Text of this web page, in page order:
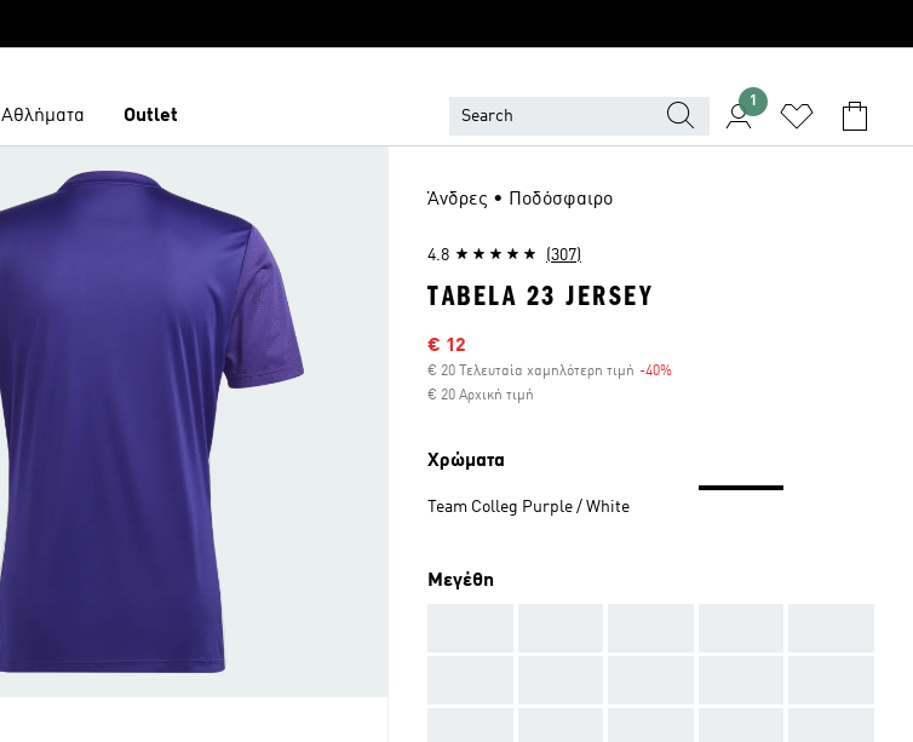
Αθλήματα Outlet
1
Άνδρες • Ποδόσφαιρο
4.8 (307)
TABELA 23 JERSEY
Τιμή έκπτωσης
€ 12
€ 20 Τελευταία χαμηλότερη τιμή -40%
€ 20 Αρχική τιμή
Χρώματα
Team Colleg Purple / White
Μεγέθη